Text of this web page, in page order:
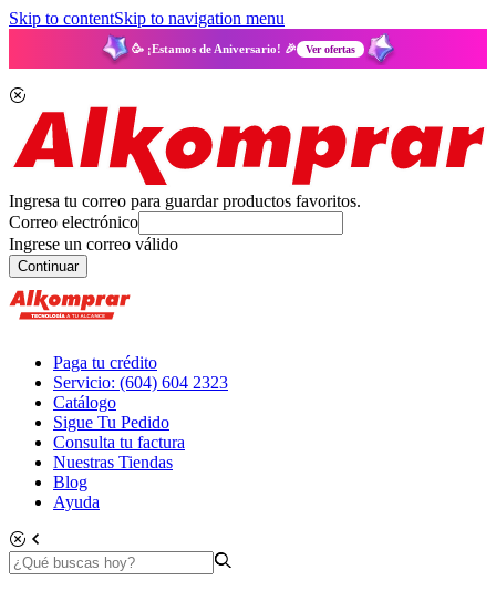
Skip to contentSkip to navigation menu
🥳 ¡Estamos de Aniversario! 🎉 Ver ofertas
Ingresa tu correo para guardar productos favoritos.
Correo electrónico
Ingrese un correo válido
Continuar
Paga tu crédito
Servicio: (604) 604 2323
Catálogo
Sigue Tu Pedido
Consulta tu factura
Nuestras Tiendas
Blog
Ayuda